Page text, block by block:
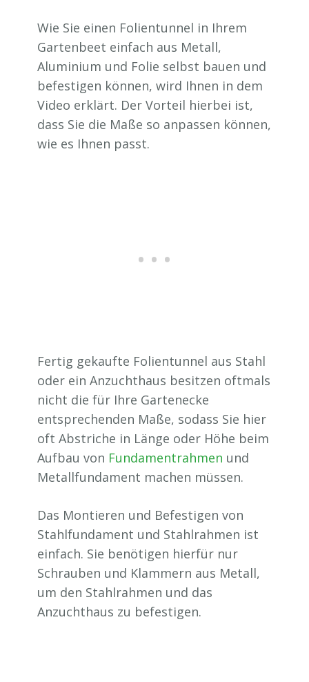
Wie Sie einen Folientunnel in Ihrem
Gartenbeet einfach aus Metall,
Aluminium und Folie selbst bauen und
befestigen können, wird Ihnen in dem
Video erklärt. Der Vorteil hierbei ist,
dass Sie die Maße so anpassen können,
wie es Ihnen passt.
Fertig gekaufte Folientunnel aus Stahl
oder ein Anzuchthaus besitzen oftmals
nicht die für Ihre Gartenecke
entsprechenden Maße, sodass Sie hier
oft Abstriche in Länge oder Höhe beim
Aufbau von Fundamentrahmen und
Metallfundament machen müssen.
Das Montieren und Befestigen von
Stahlfundament und Stahlrahmen ist
einfach. Sie benötigen hierfür nur
Schrauben und Klammern aus Metall,
um den Stahlrahmen und das
Anzuchthaus zu befestigen.